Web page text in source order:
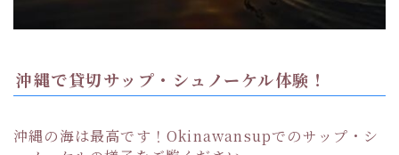
沖縄で貸切サップ・シュノーケル体験！
沖縄の海は最高です！Okinawansupでのサップ・シ